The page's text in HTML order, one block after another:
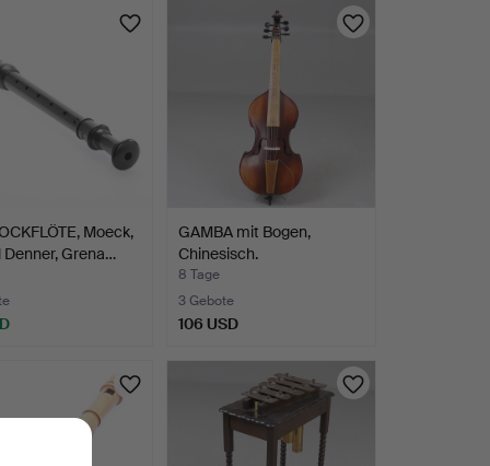
Moeck,
Denner, Grena…
GAMBA mit Bogen,
Chinesisch.
8 Tage
3 Gebote
106 USD